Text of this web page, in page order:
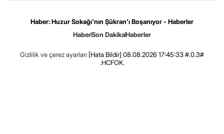
Haber: Huzur Sokağı'nın Şükran'ı Boşanıyor - Haberler
HaberSon DakikaHaberler
Gizlilik ve çerez ayarları [Hata Bildir] 08.08.2026 17:45:33 #.0.3#
.HCFOK.